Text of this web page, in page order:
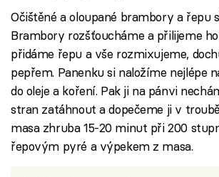
Očištěné a oloupané brambory a řepu
Brambory rozšťoucháme a přilijeme
přidáme řepu a vše rozmixujeme,
pepřem. Panenku si naložíme nejlépe
do oleje a koření. Pak ji na pánvi
stran zatáhnout a dopečeme ji v
masa zhruba 15-20 minut při 200
řepovým pyré a výpekem z masa.